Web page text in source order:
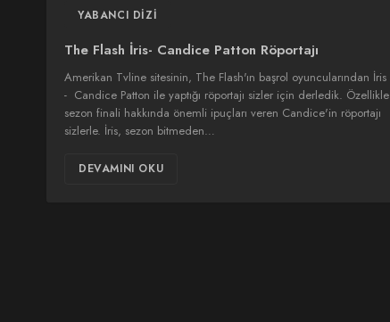
YABANCI DIZI
The Flash İris- Candice Patton Röportajı
Amerikan Tvline sitesinin, The Flash'ın başrol oyuncularından İris
- Candice Patton ile yaptığı röportajı sizler için derledik. Özellikle
sezon finali hakkında önemli ipuçları veren Candice'in röportajı
sizlerle. İris, sezon bitmeden…
DEVAMINI OKU